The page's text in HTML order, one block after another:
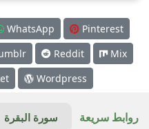
WhatsApp
Pinterest
Reddit
Mix
Wordpress
روابط سريعة سورة البقرة